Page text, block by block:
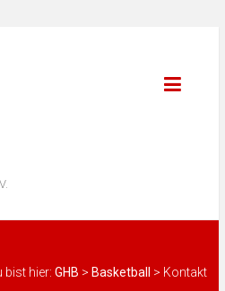
bist hier: GHB > Basketball > Kontakt